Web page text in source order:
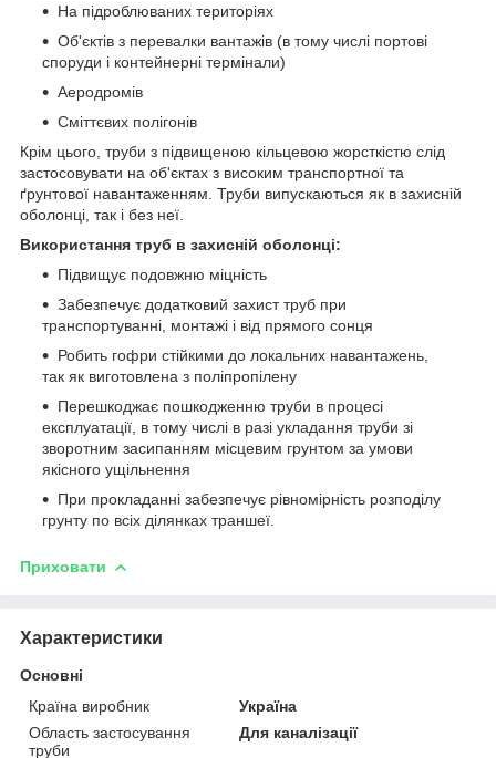
На підроблюваних територіях
Об'єктів з перевалки вантажів (в тому числі портові
споруди і контейнерні термінали)
Аеродромів
Сміттєвих полігонів
Крім цього, труби з підвищеною кільцевою жорсткістю слід
застосовувати на об'єктах з високим транспортної та
ґрунтової навантаженням. Труби випускаються як в захисній
оболонці, так і без неї.
Використання труб в захисній оболонці:
Підвищує подовжню міцність
Забезпечує додатковий захист труб при
транспортуванні, монтажі і від прямого сонця
Робить гофри стійкими до локальних навантажень,
так як виготовлена з поліпропілену
Перешкоджає пошкодженню труби в процесі
експлуатації, в тому числі в разі укладання труби зі
зворотним засипанням місцевим грунтом за умови
якісного ущільнення
При прокладанні забезпечує рівномірність розподілу
грунту по всіх ділянках траншеї.
Приховати
Характеристики
Основні
Країна виробник
Україна
Область застосування
труби
Для каналізації